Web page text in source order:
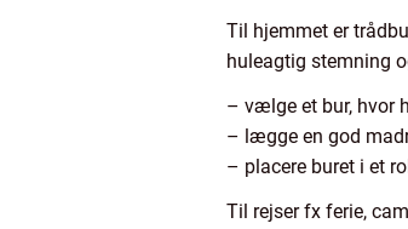
Til hjemmet er
huleagtig stemning
– vælge et bur, hvor
– lægge en god
– placere buret i et
Til rejser fx ferie,